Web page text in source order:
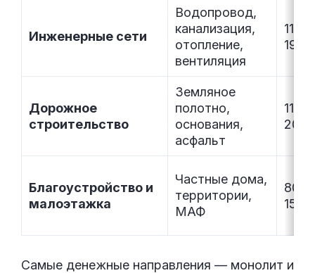
Инженерные сети
Водопровод,
канализация,
отопление,
вентиляция
110
190
Дорожное
строительство
Земляное
полотно,
основания,
асфальт
110
200
Благоустройство и
малоэтажка
Частные дома,
территории,
МАФ
80
150
Самые денежные направления — монолит и